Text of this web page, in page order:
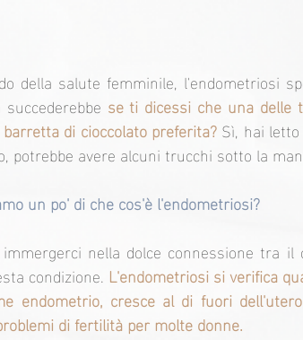
della salute femminile, l'endometriosi
se ti dicessi che una delle
di cioccolato preferita? Sì, hai
potrebbe avere alcuni trucchi sotto la
un po' di che cos'è l'endometriosi?
nella dolce connessione tra
condizione. L'endometriosi si verifica
endometrio, cresce al di fuori
di fertilità per molte donne.